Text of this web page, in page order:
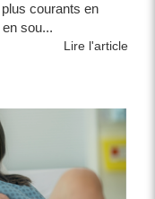
courants en
sou...
Lire l'article